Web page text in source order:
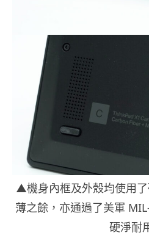
▲機身內框及外殼均使用
薄之餘，亦通過了美軍
硬淨耐